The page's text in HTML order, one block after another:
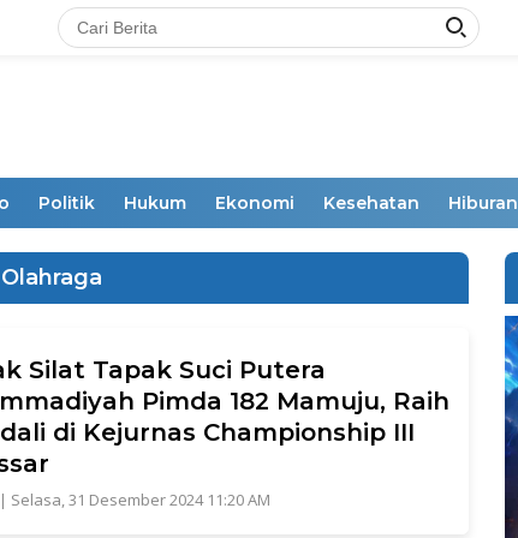
Politik Hukum Ekonomi Kesehatan Hiburan
Olahraga
Silat Tapak Suci Putera
Pimda 182 Mamuju, Raih
di Kejurnas Championship III
| Selasa, 31 Desember 2024 11:20 AM